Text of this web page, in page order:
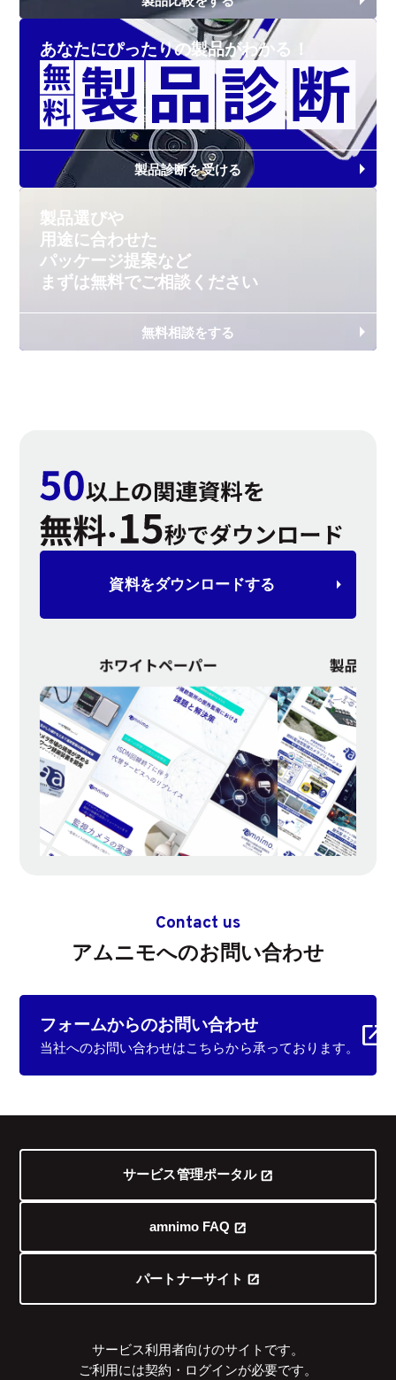
あなたにぴったりの製品がわかる！
製品診断を受ける
製品選びや
用途に合わせた
パッケージ提案など
まずは無料でご相談ください
無料相談をする
資料をダウンロードする
Contact us
アムニモへのお問い合わせ
フォームからのお問い合わせ
当社へのお問い合わせはこちらから承っております。
サービス管理ポータル
amnimo FAQ
パートナーサイト
サービス利用者向けのサイトです。
ご利用には契約・ログインが必要です。